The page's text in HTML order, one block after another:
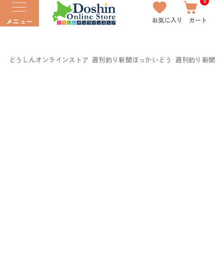
メニュー お気に入り カート
どうしんオンラインストア 週刊釣り新聞ほっかいどう 週刊釣り新聞ほ